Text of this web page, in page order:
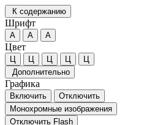
К содержанию
Шрифт
А А А
Цвет
Ц Ц Ц Ц
Ц
Дополнительно
Графика
Включить
Отключить
Монохромные изображения
Отключить Flash